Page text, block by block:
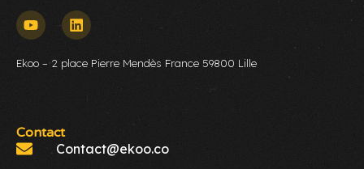
Ekoo – 2 place Pierre Mendès France 59800 Lille
Contact
Contact@ekoo.co